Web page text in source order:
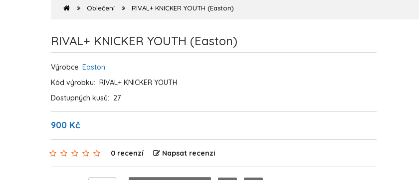
Oblečení RIVAL+ KNICKER YOUTH (Easton)
RIVAL+ KNICKER YOUTH (Easton)
Výrobce Easton
Kód výrobku: RIVAL+ KNICKER YOUTH
Dostupných kusů: 27
900 Kč
0 recenzí Napsat recenzi